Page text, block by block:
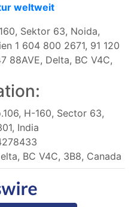
weltweit
Sektor 63, Noida,
1 604 800 2671, 91 120
88AVE, Delta, BC V4C,
H-160, Sector 63,
India
BC V4C, 3B8, Canada